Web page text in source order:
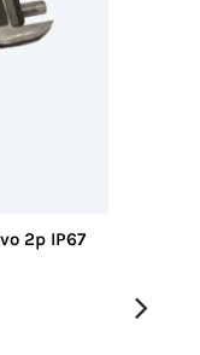
2p IP67
Prezzo